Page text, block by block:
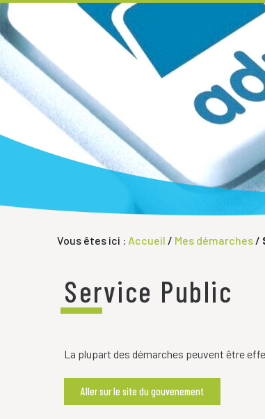
Vous êtes ici : Accueil / Mes démarches /
Service Public
La plupart des démarches peuvent être
Aller sur le site du gouvenement